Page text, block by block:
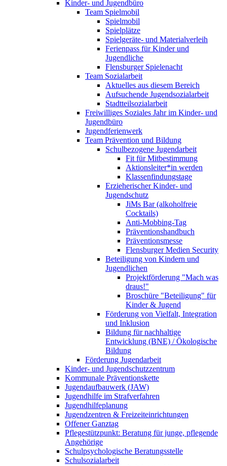
Kinder- und Jugendbüro
Team Spielmobil
Spielmobil
Spielplätze
Spielgeräte- und Materialverleih
Ferienpass für Kinder und
Jugendliche
Flensburger Spielenacht
Team Sozialarbeit
Aktuelles aus diesem Bereich
Aufsuchende Jugendsozialarbeit
Stadtteilsozialarbeit
Freiwilliges Soziales Jahr im Kinder- und
Jugendbüro
Jugendferienwerk
Team Prävention und Bildung
Schulbezogene Jugendarbeit
Fit für Mitbestimmung
Aktionsleiter*in werden
Klassenfindungstage
Erzieherischer Kinder- und
Jugendschutz
JiMs Bar (alkoholfreie
Cocktails)
Anti-Mobbing-Tag
Präventionshandbuch
Präventionsmesse
Flensburger Medien Security
Beteiligung von Kindern und
Jugendlichen
Projektförderung "Mach was
draus!"
Broschüre "Beteiligung" für
Kinder & Jugend
Förderung von Vielfalt, Integration
und Inklusion
Bildung für nachhaltige
Entwicklung (BNE) / Ökologische
Bildung
Förderung Jugendarbeit
Kinder- und Jugendschutzzentrum
Kommunale Präventionskette
Jugendaufbauwerk (JAW)
Jugendhilfe im Strafverfahren
Jugendhilfeplanung
Jugendzentren & Freizeiteinrichtungen
Offener Ganztag
Pflegestützpunkt: Beratung für junge, pflegende
Angehörige
Schulpsychologische Beratungsstelle
Schulsozialarbeit